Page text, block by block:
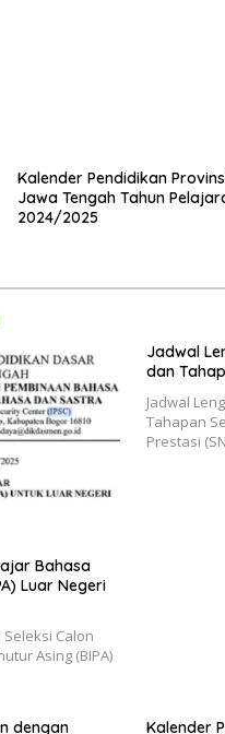
Kalender Pendidikan
Jawa Tengah Tahun
2024/2025
Bahasa
Luar Negeri
Calon
Asing (BIPA)
Jadwal
dan
Jadwal
Tahapan
Prestasi
dengan Kalender